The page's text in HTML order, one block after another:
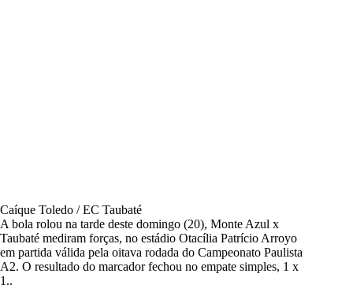
Caíque Toledo / EC Taubaté
A bola rolou na tarde deste domingo (20), Monte Azul x
Taubaté mediram forças, no estádio Otacília Patrício Arroyo
em partida válida pela oitava rodada do Campeonato Paulista
A2. O resultado do marcador fechou no empate simples, 1 x
1..